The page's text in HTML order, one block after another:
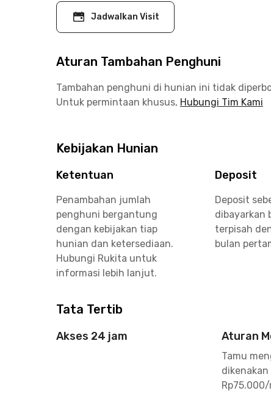
Jadwalkan Visit
Aturan Tambahan Penghuni
Tambahan penghuni di hunian ini tidak
Untuk permintaan khusus, Hubungi Tim Kami
Kebijakan Hunian
Ketentuan
Penambahan jumlah
penghuni bergantung
dengan kebijakan tiap
hunian dan ketersediaan.
Hubungi Rukita untuk
informasi lebih lanjut.
Deposit
Deposit
dibayarkan
terpisah
bulan
Tata Tertib
Akses 24 jam Aturan
Tamu